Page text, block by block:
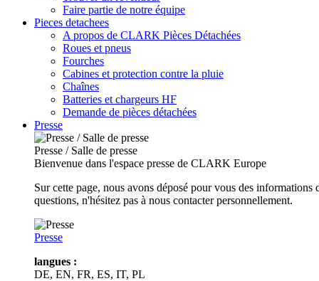
Faire partie de notre équipe
Pieces detachees
A propos de CLARK Pièces Détachées
Roues et pneus
Fourches
Cabines et protection contre la pluie
Chaînes
Batteries et chargeurs HF
Demande de pièces détachées
Presse
Presse / Salle de presse
Bienvenue dans l'espace presse de CLARK Europe
Sur cette page, nous avons déposé pour vous des
questions, n'hésitez pas à nous contacter personnellement.
Presse
langues :
DE, EN, FR, ES, IT, PL